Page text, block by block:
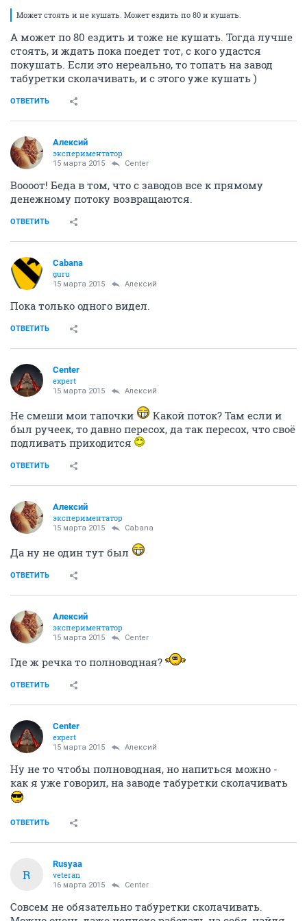
Может стоять и не кушать. Может ездить по 80 и кушать.
А может по 80 ездить и тоже не кушать. Тогда лучше
стоять, и ждать пока поедет тот, с кого удастся
покушать. Если это нереально, то топать на завод
табуретки сколачивать, и с этого уже кушать )
ОТВЕТИТЬ
Алексий
экспериментатор
15 марта 2015 Center
Воооот! Беда в том, что с заводов все к прямому
денежному потоку возвращаются.
ОТВЕТИТЬ
Cabana
guru
15 марта 2015 Алексий
Пока только одного видел.
ОТВЕТИТЬ
Center
expert
15 марта 2015 Алексий
Не смеши мои тапочки
Какой поток? Там если и
был ручеек, то давно пересох, да так пересох, что своё
подливать приходится
ОТВЕТИТЬ
Алексий
экспериментатор
15 марта 2015 Cabana
Да ну не один тут был
ОТВЕТИТЬ
Алексий
экспериментатор
15 марта 2015 Center
Где ж речка то полноводная?
ОТВЕТИТЬ
Center
expert
15 марта 2015 Алексий
Ну не то чтобы полноводная, но напиться можно -
как я уже говорил, на заводе табуретки сколачивать
ОТВЕТИТЬ
R
Rusyaa
veteran
16 марта 2015 Center
Совсем не обязательно табуретки сколачивать.